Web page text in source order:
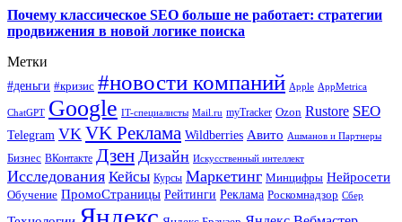
Почему классическое SEO больше не работает: стратегии
продвижения в новой логике поиска
Метки
#деньги #кризис #новости компаний Apple AppMetrica
ChatGPT Google IT-специалисты Mail.ru myTracker Ozon Rustore SEO
Telegram VK VK Реклама Wildberries Авито Ашманов и Партнеры
Бизнес ВКонтакте Дзен Дизайн Искусственный интеллект
Исследования Кейсы Курсы Маркетинг Минцифры Нейросети
Обучение ПромоСтраницы Рейтинги Реклама Роскомнадзор Сбер